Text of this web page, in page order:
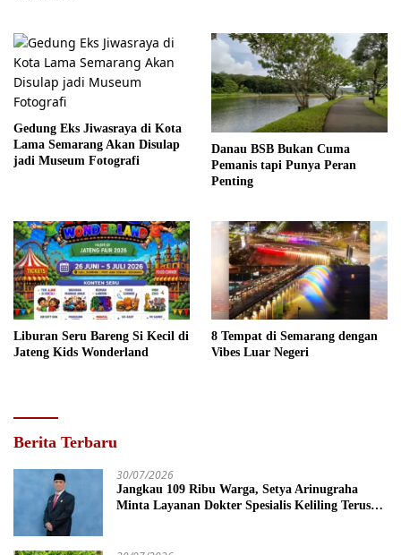
Gedung Eks Jiwasraya di Kota
Lama Semarang Akan Disulap
jadi Museum Fotografi
Danau BSB Bukan Cuma
Pemanis tapi Punya Peran
Penting
Liburan Seru Bareng Si Kecil di
Jateng Kids Wonderland
8 Tempat di Semarang dengan
Vibes Luar Negeri
Berita Terbaru
30/07/2026
Jangkau 109 Ribu Warga, Setya Arinugraha
Minta Layanan Dokter Spesialis Keliling Terus